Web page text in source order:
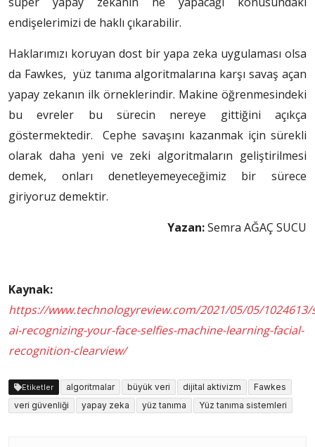
endişelerimizi de haklı çıkarabilir.
Haklarımızı koruyan dost bir yapa zeka uygulaması olsa
da Fawkes, yüz tanıma algoritmalarına karşı savaş açan
yapay zekanın ilk örneklerindir. Makine öğrenmesindeki
bu evreler bu sürecin nereye gittiğini açıkça
göstermektedir. Cephe savaşını kazanmak için sürekli
olarak daha yeni ve zeki algoritmaların geliştirilmesi
demek, onları denetleyemeyeceğimiz bir sürece
giriyoruz demektir.
Yazan:Semra AĞAÇ SUCU
Kaynak:
https://www.technologyreview.com/2021/05/05/
ai-recognizing-your-face-selfies-machine-learning-facial-
recognition-clearview/
Etiketler algoritmalar büyük veri dijital aktivizm
Fawkes
veri güvenliği
yapay zeka yüz tanıma Yüz tanıma sistemleri